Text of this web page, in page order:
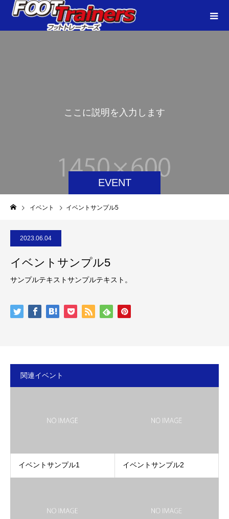
EVENT
ここに説明を入力し ます。
イベント イベントサンプル5
2023.06.04
イベントサンプル5
サンプルテキストサンプルテキスト。
関連イベント
イベントサンプル1 イベントサンプル2